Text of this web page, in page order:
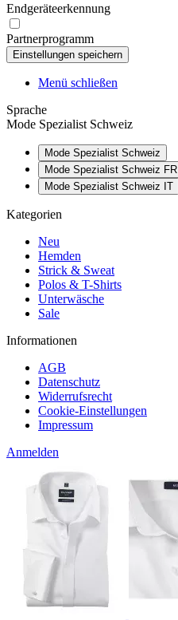
Endgeräteerkennung
Partnerprogramm
Menü schließen
Sprache
Mode Spezialist Schweiz
Mode Spezialist Schweiz
Mode Spezialist Schweiz FR
Mode Spezialist Schweiz IT
Kategorien
Neu
Hemden
Strick & Sweat
Polos & T-Shirts
Unterwäsche
Sale
Informationen
AGB
Datenschutz
Widerrufsrecht
Cookie-Einstellungen
Impressum
Anmelden